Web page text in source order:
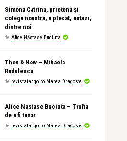
Simona Catrina, prietena și
colega noastră, a plecat, astăzi,
dintre noi
de Alice Năstase Buciuta
Then & Now – Mihaela
Radulescu
de revistatango.ro Marea Dragoste
Alice Nastase Buciuta – Trufia
de a fi tanar
de revistatango.ro Marea Dragoste